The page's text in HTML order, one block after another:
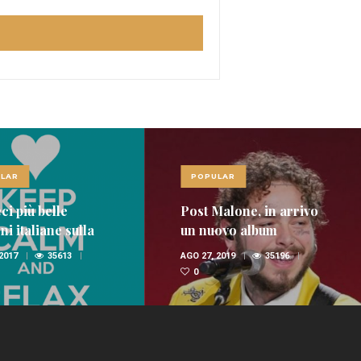
più belle
italiane sulla
35613
POPULAR
Post Malone, in arrivo
un nuovo album
AGO 27, 2019
35196
0